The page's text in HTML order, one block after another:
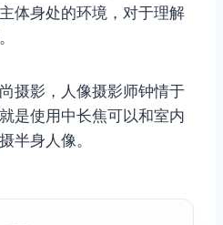
体身处的环境，对于理解
摄影，人像摄影师钟情于
是使用中长焦可以和室内
半身人像。